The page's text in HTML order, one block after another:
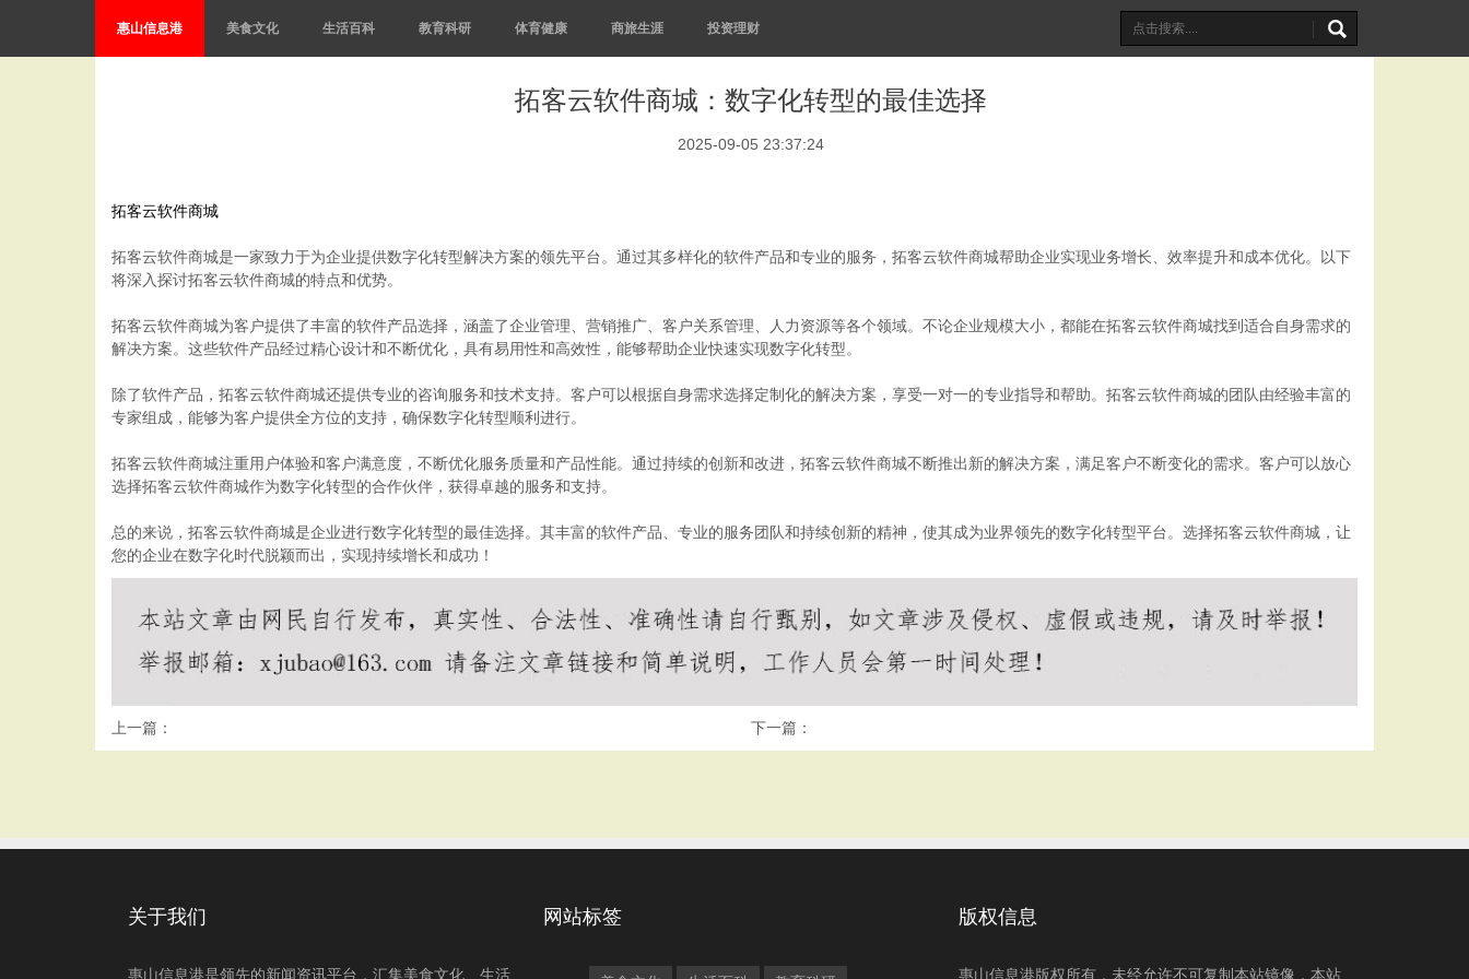
惠山信息港 美食文化 生活百科 教育科研 体育健康 商旅生涯 投资理财
拓客云软件商城：数字化转型的最佳选择
2025-09-05 23:37:24
拓客云软件商城
拓客云软件商城是一家致力于为企业提供数字化转型解决方案的领先平台。通过其多样化的软件产品和专业的服务，拓客云软件商城帮助企业实现业务增长、效率提升和成本优化。以下
将深入探讨拓客云软件商城的特点和优势。
拓客云软件商城为客户提供了丰富的软件产品选择，涵盖了企业管理、营销推广、客户关系管理、人力资源等各个领域。不论企业规模大小，都能在拓客云软件商城找到适合自身需求的
解决方案。这些软件产品经过精心设计和不断优化，具有易用性和高效性，能够帮助企业快速实现数字化转型。
除了软件产品，拓客云软件商城还提供专业的咨询服务和技术支持。客户可以根据自身需求选择定制化的解决方案，享受一对一的专业指导和帮助。拓客云软件商城的团队由经验丰富的
专家组成，能够为客户提供全方位的支持，确保数字化转型顺利进行。
拓客云软件商城注重用户体验和客户满意度，不断优化服务质量和产品性能。通过持续的创新和改进，拓客云软件商城不断推出新的解决方案，满足客户不断变化的需求。客户可以放心
选择拓客云软件商城作为数字化转型的合作伙伴，获得卓越的服务和支持。
总的来说，拓客云软件商城是企业进行数字化转型的最佳选择。其丰富的软件产品、专业的服务团队和持续创新的精神，使其成为业界领先的数字化转型平台。选择拓客云软件商城，让
您的企业在数字化时代脱颖而出，实现持续增长和成功！
上一篇： 下一篇：
关于我们
惠山信息港是领先的新闻资讯平台，汇集美食文化、生活
网站标签 版权信息
惠山信息港版权所有，未经允许不可复制本站镜像，本站